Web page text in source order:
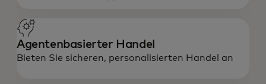
Agentenbasierter Handel
Bieten Sie sicheren, personalisierten Handel an